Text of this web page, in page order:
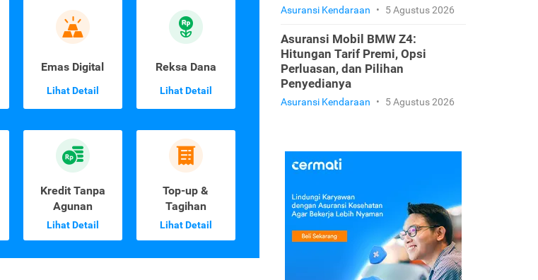
Emas Digital
Lihat Detail
Reksa Dana
Lihat Detail
Kredit Tanpa
Agunan
Lihat Detail
Top-up &
Tagihan
Lihat Detail
Asuransi Kendaraan • 5 Agustus 2026
Asuransi Mobil BMW Z4:
Hitungan Tarif Premi, Opsi
Perluasan, dan Pilihan
Penyedianya
Asuransi Kendaraan • 5 Agustus 2026